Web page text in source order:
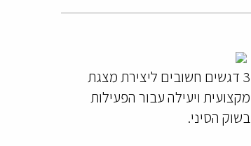
3 דגשים חשובים ליצירת מצגת
מקצועית ויעילה עבור הפעילות
בשוק הסיני.